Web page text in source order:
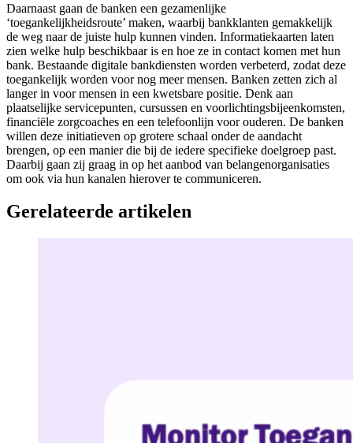
Daarnaast gaan de banken een gezamenlijke
‘toegankelijkheidsroute’ maken, waarbij bankklanten gemakkelijk
de weg naar de juiste hulp kunnen vinden. Informatiekaarten laten
zien welke hulp beschikbaar is en hoe ze in contact komen met hun
bank. Bestaande digitale bankdiensten worden verbeterd, zodat deze
toegankelijk worden voor nog meer mensen. Banken zetten zich al
langer in voor mensen in een kwetsbare positie. Denk aan
plaatselijke servicepunten, cursussen en voorlichtingsbijeenkomsten,
financiële zorgcoaches en een telefoonlijn voor ouderen. De banken
willen deze initiatieven op grotere schaal onder de aandacht
brengen, op een manier die bij de iedere specifieke doelgroep past.
Daarbij gaan zij graag in op het aanbod van belangenorganisaties
om ook via hun kanalen hierover te communiceren.
Gerelateerde artikelen